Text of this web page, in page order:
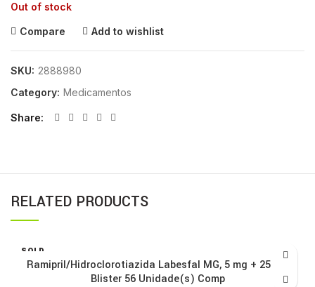
Out of stock
Compare Add to wishlist
SKU: 2888980
Category: Medicamentos
Share
RELATED PRODUCTS
SOLD
OUT
Ramipril/Hidroclorotiazida Labesfal MG, 5 mg + 25 mg
Blister 56 Unidade(s) Comp